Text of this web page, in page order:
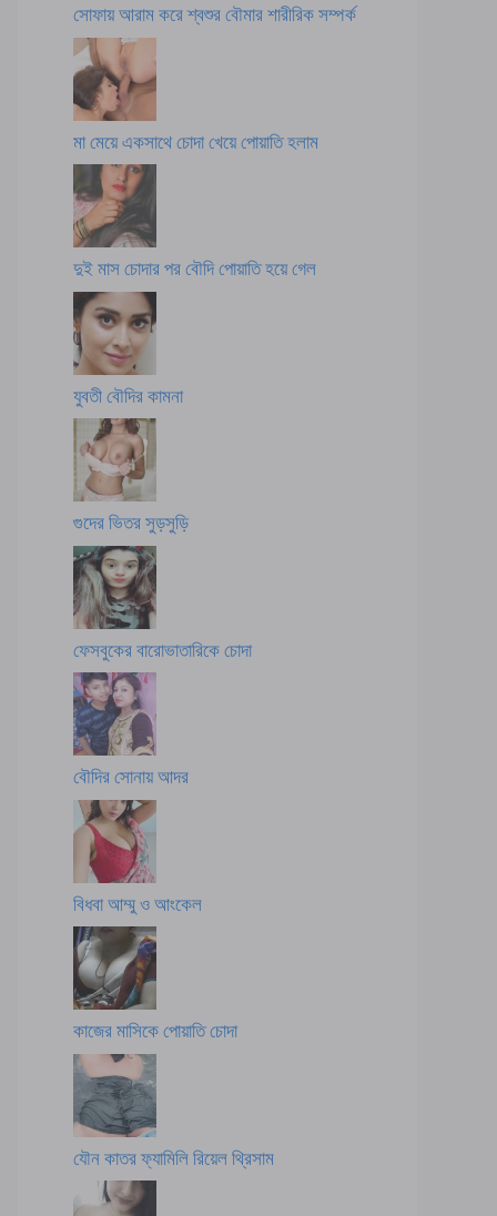
সোফায় আরাম করে শ্বশুর বৌমার শারীরিক সম্পর্ক
মা মেয়ে একসাথে চোদা খেয়ে পোয়াতি হলাম
দুই মাস চোদার পর বৌদি পোয়াতি হয়ে গেল
যুবতী বৌদির কামনা
গুদের ভিতর সুড়সুড়ি
ফেসবুকের বারোভাতারিকে চোদা
বৌদির সোনায় আদর
বিধবা আম্মু ও আংকেল
কাজের মাসিকে পোয়াতি চোদা
যৌন কাতর ফ্যামিলি রিয়েল থ্রিসাম